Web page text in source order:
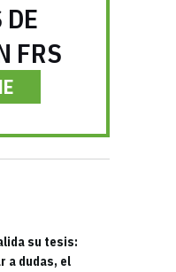
FRS
su tesis:
a dudas, el